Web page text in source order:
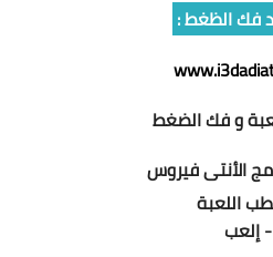
فك الظغط :
و فك الضغط
الأنتى فيروس
اللعبة
- إلعب